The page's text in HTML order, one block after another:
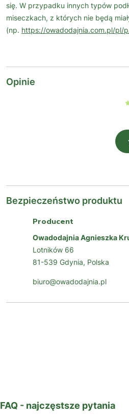
się. W przypadku innych typów
miseczkach, z których nie będą
(np. https://owadodajnia.com.pl/pl/
Opinie
Bezpieczeństwo produktu
Producent
Owadodajnia Agnieszka
Lotników 66
81-539 Gdynia, Polska
biuro@owadodajnia.pl
FAQ - najczęstsze pytania